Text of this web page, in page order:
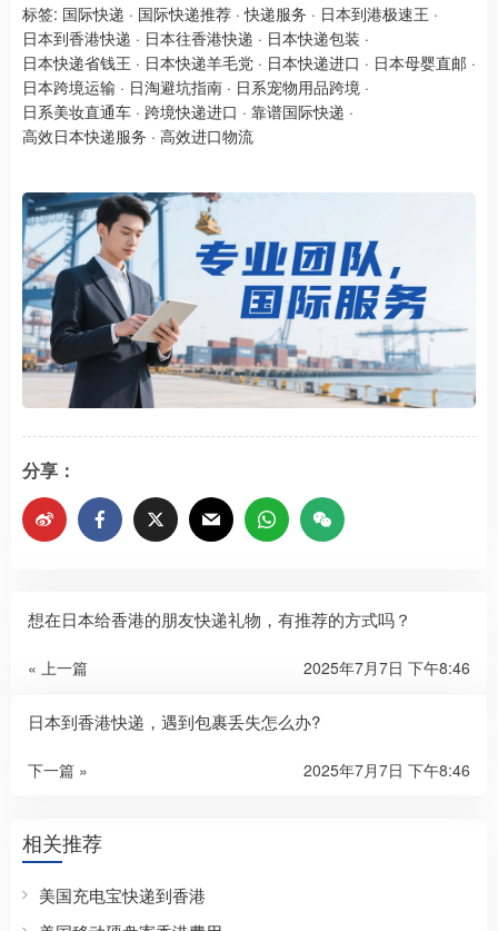
标签: 国际快递 · 国际快递推荐 ·快递服务 · 日本到港极速王 ·
日本到香港快递 · 日本往香港快递 · 日本快递包装 ·
日本快递省钱王 · 日本快递羊毛党 · 日本快递进口 · 日本母婴直邮 ·
日本跨境运输 · 日淘避坑指南 · 日系宠物用品跨境 ·
日系美妆直通车 · 跨境快递进口 · 靠谱国际快递 ·
高效日本快递服务 · 高效进口物流
分享：
想在日本给香港的朋友快递礼物，有推荐的方式吗？
« 上一篇 2025年7月7日 下午8:46
日本到香港快递，遇到包裹丢失怎么办?
下一篇 » 2025年7月7日 下午8:46
相关推荐
美国充电宝快递到香港